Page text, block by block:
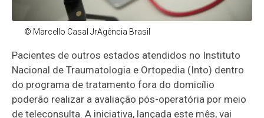
© Marcello Casal JrAgência Brasil
Pacientes de outros estados atendidos no Instituto
Nacional de Traumatologia e Ortopedia (Into) dentro
do programa de tratamento fora do domicílio
poderão realizar a avaliação pós-operatória por meio
de teleconsulta. A iniciativa, lançada este mês, vai